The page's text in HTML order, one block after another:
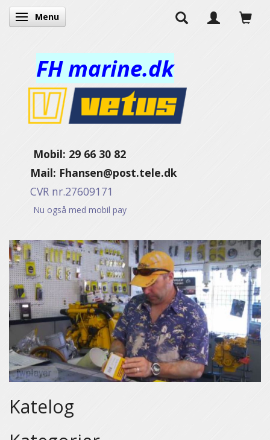
Toggle navigation
Menu
FH marine.dk
Mobil: 29 66 30 82
Mail: Fhansen@post.tele.dk
CVR nr.27609171
Nu også med mobil pay
Katelog